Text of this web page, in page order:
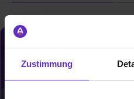
Zustimmung
Du möchtest neue
zugeschickt bekommen?